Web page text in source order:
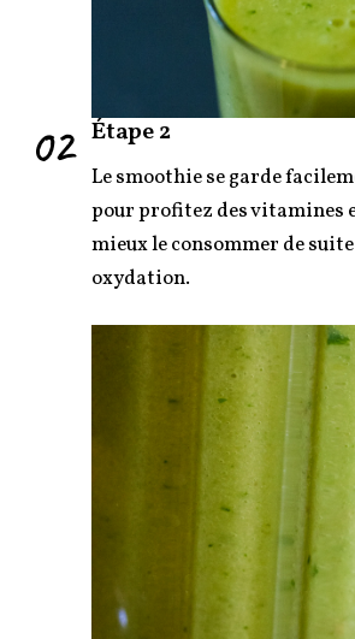
02 Étape 2
Le smoothie se garde
pour profitez des vitamines
mieux le consommer de
oxydation.